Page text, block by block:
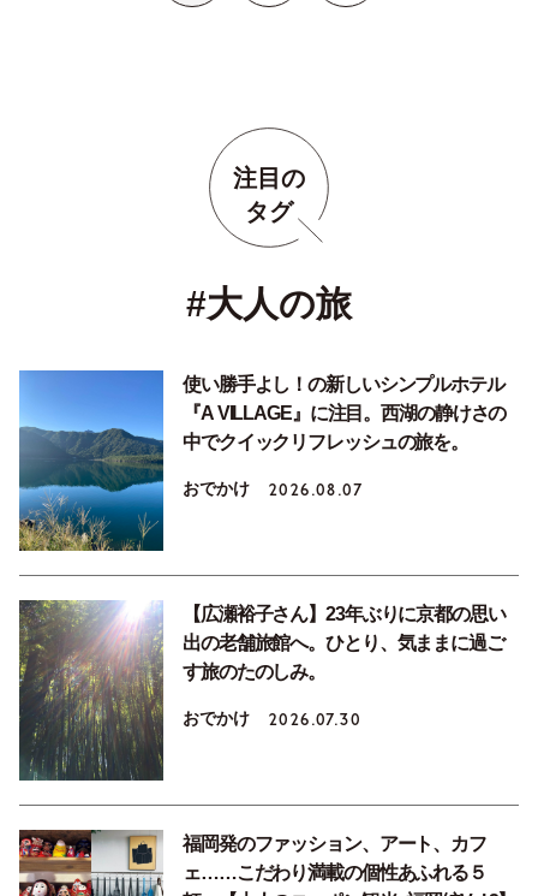
注目の
タグ
#大人の旅
使い勝手よし！の新しいシンプルホテル
『A VILLAGE』に注目。西湖の静けさの
中でクイックリフレッシュの旅を。
おでかけ 2026.08.07
【広瀬裕子さん】23年ぶりに京都の思い
出の老舗旅館へ。ひとり、気ままに過ご
す旅のたのしみ。
おでかけ 2026.07.30
福岡発のファッション、アート、カフ
ェ……こだわり満載の個性あふれる５